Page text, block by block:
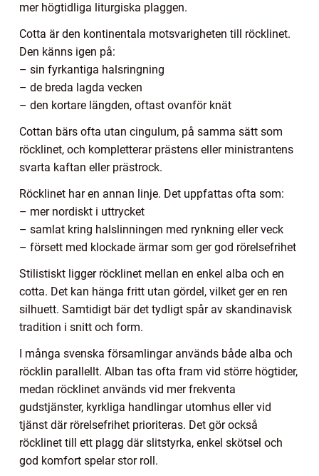
mer högtidliga liturgiska plaggen.
Cotta är den kontinentala motsvarigheten till röcklinet.
Den känns igen på:
– sin fyrkantiga halsringning
– de breda lagda vecken
– den kortare längden, oftast ovanför knät
Cottan bärs ofta utan cingulum, på samma sätt som
röcklinet, och kompletterar prästens eller ministrantens
svarta kaftan eller prästrock.
Röcklinet har en annan linje. Det uppfattas ofta som:
– mer nordiskt i uttrycket
– samlat kring halslinningen med rynkning eller veck
– försett med klockade ärmar som ger god rörelsefrihet
Stilistiskt ligger röcklinet mellan en enkel alba och en
cotta. Det kan hänga fritt utan gördel, vilket ger en ren
silhuett. Samtidigt bär det tydligt spår av skandinavisk
tradition i snitt och form.
I många svenska församlingar används både alba och
röcklin parallellt. Alban tas ofta fram vid större högtider,
medan röcklinet används vid mer frekventa
gudstjänster, kyrkliga handlingar utomhus eller vid
tjänst där rörelsefrihet prioriteras. Det gör också
röcklinet till ett plagg där slitstyrka, enkel skötsel och
god komfort spelar stor roll.